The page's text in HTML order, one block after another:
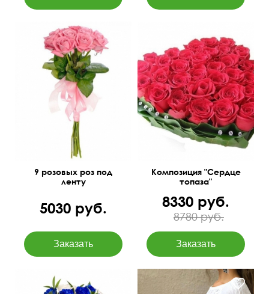
60 см 30 см
9 розовых роз под
ленту
5030 руб.
15 см 20 см
Композиция "Сердце
топаза"
8330 руб.
8780 руб.